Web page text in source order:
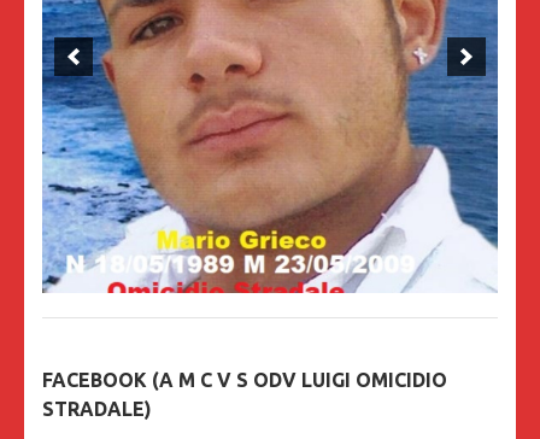
FACEBOOK (A M C V S ODV LUIGI OMICIDIO
STRADALE)